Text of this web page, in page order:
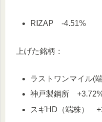
RIZAP -4.51%
上げた銘柄：
ラストワンマイル(
神戸製鋼所
スギHD（端株）